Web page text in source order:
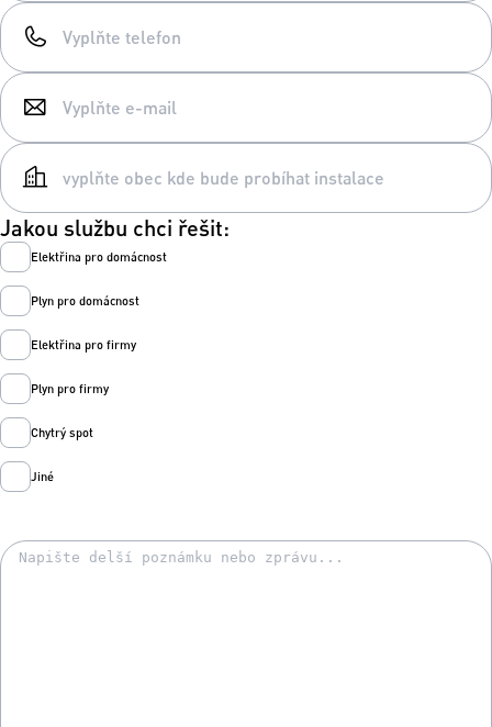
Jakou službu chci řešit:
Elektřina pro domácnost
Plyn pro domácnost
Elektřina pro firmy
Plyn pro firmy
Chytrý spot
Jiné